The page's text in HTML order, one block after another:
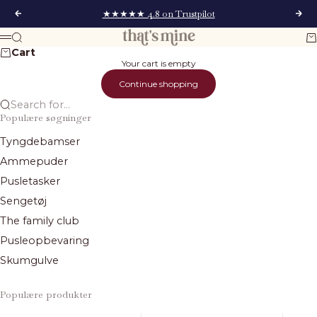
Previous
★★★★★ 4.8 on Trustpilot
Next
That's Mine
Menu
Search
Cart
Your cart is empty
Continue shopping
Search for...
Populære søgninger
Tyngdebamser
Ammepuder
Pusletasker
Sengetøj
The family club
Pusleopbevaring
Skumgulve
Populære produkter